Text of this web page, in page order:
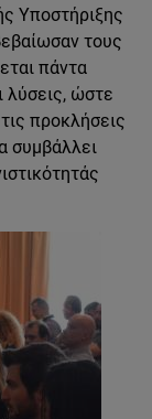
Υποστήριξης
τους
πάντα
λύσεις, ώστε
προκλήσεις
συμβάλλει